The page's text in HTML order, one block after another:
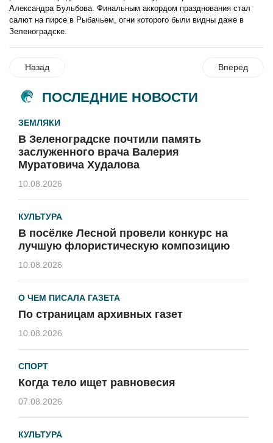
Александра Бульбова. Финальным аккордом празднования стал
салют на пирсе в Рыбачьем, огни которого были видны даже в
Зеленоградске.
Назад Вперед
ПОСЛЕДНИЕ НОВОСТИ
ЗЕМЛЯКИ
В Зеленоградске почтили память
заслуженного врача Валерия
Муратовича Худалова
10.08.2026
КУЛЬТУРА
В посёлке Лесной провели конкурс на
лучшую флористическую композицию
10.08.2026
О ЧЕМ ПИСАЛА ГАЗЕТА
По страницам архивных газет
10.08.2026
СПОРТ
Когда тело ищет равновесия
07.08.2026
КУЛЬТУРА